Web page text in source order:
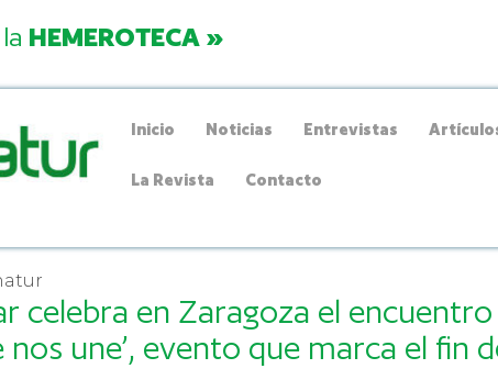
HEMEROTECA »
Inicio Noticias Entrevistas
La Revista Contacto
celebra en Zaragoza el encuentro
une’, evento que marca el fin